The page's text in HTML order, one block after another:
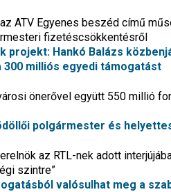
ATV Egyenes beszéd című
fizetéscsökkentésről
projekt: Hankó Balázs
milliós egyedi támogatást
önerővel együtt 550 millió
polgármester és
az RTL-nek adott
szintre”
valósulhat meg a